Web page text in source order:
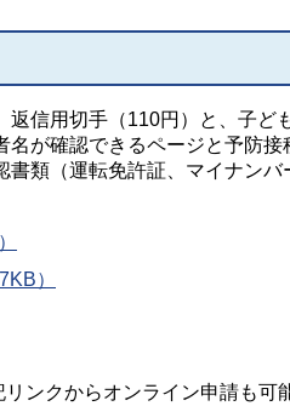
信用切手（110円）と、子ど
名が確認できるページと予防接
類（運転免許証、マイナンバ
）
ンクからオンライン申請も可